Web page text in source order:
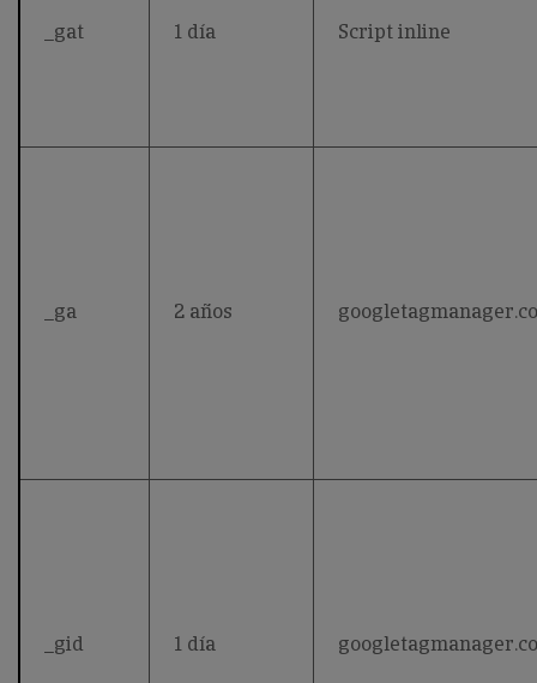
_gat 1 día Script inline
_ga 2 años
_gid 1 día